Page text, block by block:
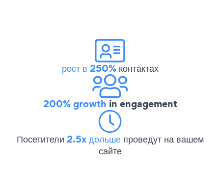
рост в 250%контактах
200% growth in engagement
Посетители 2.5x дольше проведут на вашем
сайте